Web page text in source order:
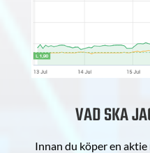
VAD SKA
Innan du köper en aktie